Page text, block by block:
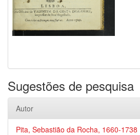
Sugestões de pesquisa
Autor
Pita, Sebastião da Rocha, 1660-1738